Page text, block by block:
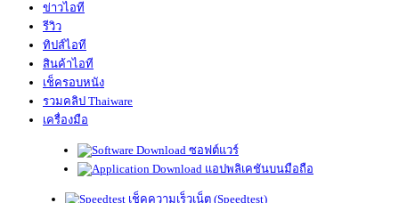
ข่าวไอที
รีวิว
ทิปส์ไอที
สินค้าไอที
เช็ครอบหนัง
รวมคลิป Thaiware
เครื่องมือ
ซอฟต์แวร์
แอปพลิเคชันบนมือถือ
เช็คความเร็วเน็ต (Speedtest)